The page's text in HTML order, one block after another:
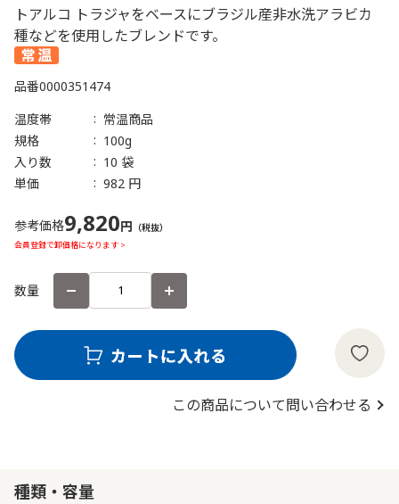
トアルコ トラジャをベースにブラジル産非水洗アラビカ
種などを使用したブレンドです。
品番0000351474
温度帯
常温商品
規格
100g
入り数
10 袋
単価
982 円
参考価格9,820円 （税抜）
会員登録で卸価格になります >
数量
この商品について問い合わせる
種類・容量